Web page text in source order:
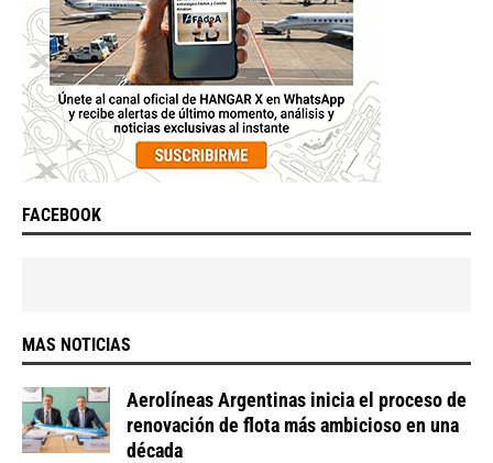
FACEBOOK
MAS NOTICIAS
Aerolíneas Argentinas inicia el proceso de
renovación de flota más ambicioso en una
década